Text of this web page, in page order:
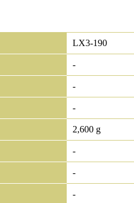
LX3-190
-
-
-
2,600 g
-
-
-